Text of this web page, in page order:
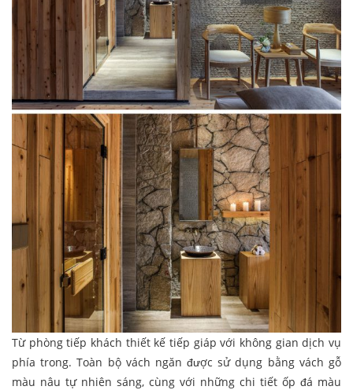
Từ phòng tiếp khách thiết kế tiếp giáp với không gian dịch vụ
phía trong. Toàn bộ vách ngăn được sử dụng bằng vách gỗ
màu nâu tự nhiên sáng, cùng với những chi tiết ốp đá màu